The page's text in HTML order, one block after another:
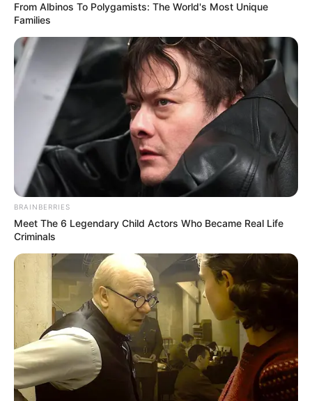
From Albinos To Polygamists: The World's Most Unique
Families
BRAINBERRIES
Meet The 6 Legendary Child Actors Who Became Real Life
Criminals